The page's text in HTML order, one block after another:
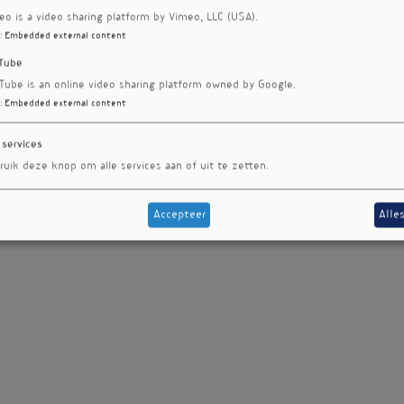
is a video sharing platform by Vimeo, LLC (USA).
: Embedded external content
is an online video sharing platform owned by Google.
: Embedded external content
deze knop om alle services aan of uit te zetten.
Accepteer